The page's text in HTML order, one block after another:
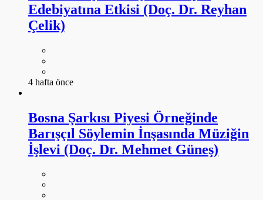
Edebiyatına Etkisi (Doç. Dr. Reyhan
Çelik)
4 hafta önce
Bosna Şarkısı Piyesi Örneğinde
Barışçıl Söylemin İnşasında Müziğin
İşlevi (Doç. Dr. Mehmet Güneş)